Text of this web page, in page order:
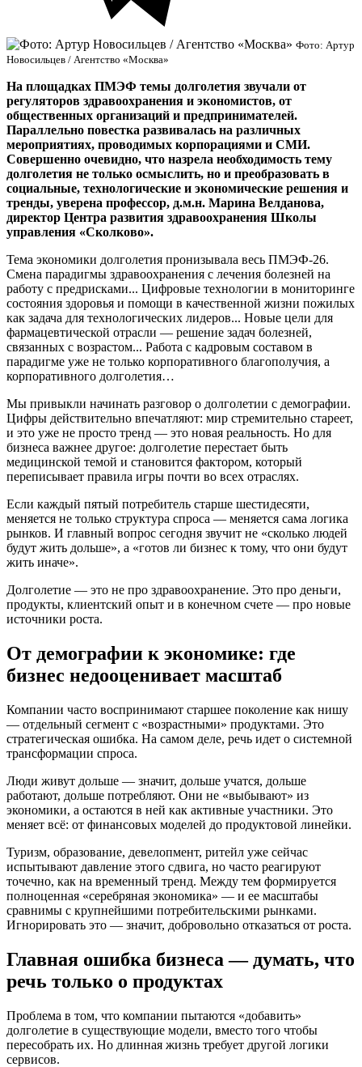
Фото: Артур
Новосильцев / Агентство «Москва»
На площадках ПМЭФ темы долголетия звучали от
регуляторов здравоохранения и экономистов, от
общественных организаций и предпринимателей.
Параллельно повестка развивалась на различных
мероприятиях, проводимых корпорациями и СМИ.
Совершенно очевидно, что назрела необходимость тему
долголетия не только осмыслить, но и преобразовать в
социальные, технологические и экономические решения и
тренды, уверена профессор, д.м.н. Марина Велданова,
директор Центра развития здравоохранения Школы
управления «Сколково».
Тема экономики долголетия пронизывала весь ПМЭФ-26.
Смена парадигмы здравоохранения с лечения болезней на
работу с предрисками... Цифровые технологии в мониторинге
состояния здоровья и помощи в качественной жизни пожилых
как задача для технологических лидеров... Новые цели для
фармацевтической отрасли — решение задач болезней,
связанных с возрастом... Работа с кадровым составом в
парадигме уже не только корпоративного благополучия, а
корпоративного долголетия…
Мы привыкли начинать разговор о долголетии с демографии.
Цифры действительно впечатляют: мир стремительно стареет,
и это уже не просто тренд — это новая реальность. Но для
бизнеса важнее другое: долголетие перестает быть
медицинской темой и становится фактором, который
переписывает правила игры почти во всех отраслях.
Если каждый пятый потребитель старше шестидесяти,
меняется не только структура спроса — меняется сама логика
рынков. И главный вопрос сегодня звучит не «сколько людей
будут жить дольше», а «готов ли бизнес к тому, что они будут
жить иначе».
Долголетие — это не про здравоохранение. Это про деньги,
продукты, клиентский опыт и в конечном счете — про новые
источники роста.
От демографии к экономике: где
бизнес недооценивает масштаб
Компании часто воспринимают старшее поколение как нишу
— отдельный сегмент с «возрастными» продуктами. Это
стратегическая ошибка. На самом деле, речь идет о системной
трансформации спроса.
Люди живут дольше — значит, дольше учатся, дольше
работают, дольше потребляют. Они не «выбывают» из
экономики, а остаются в ней как активные участники. Это
меняет всё: от финансовых моделей до продуктовой линейки.
Туризм, образование, девелопмент, ритейл уже сейчас
испытывают давление этого сдвига, но часто реагируют
точечно, как на временный тренд. Между тем формируется
полноценная «серебряная экономика» — и ее масштабы
сравнимы с крупнейшими потребительскими рынками.
Игнорировать это — значит, добровольно отказаться от роста.
Главная ошибка бизнеса — думать, что
речь только о продуктах
Проблема в том, что компании пытаются «добавить»
долголетие в существующие модели, вместо того чтобы
пересобрать их. Но длинная жизнь требует другой логики
сервисов.